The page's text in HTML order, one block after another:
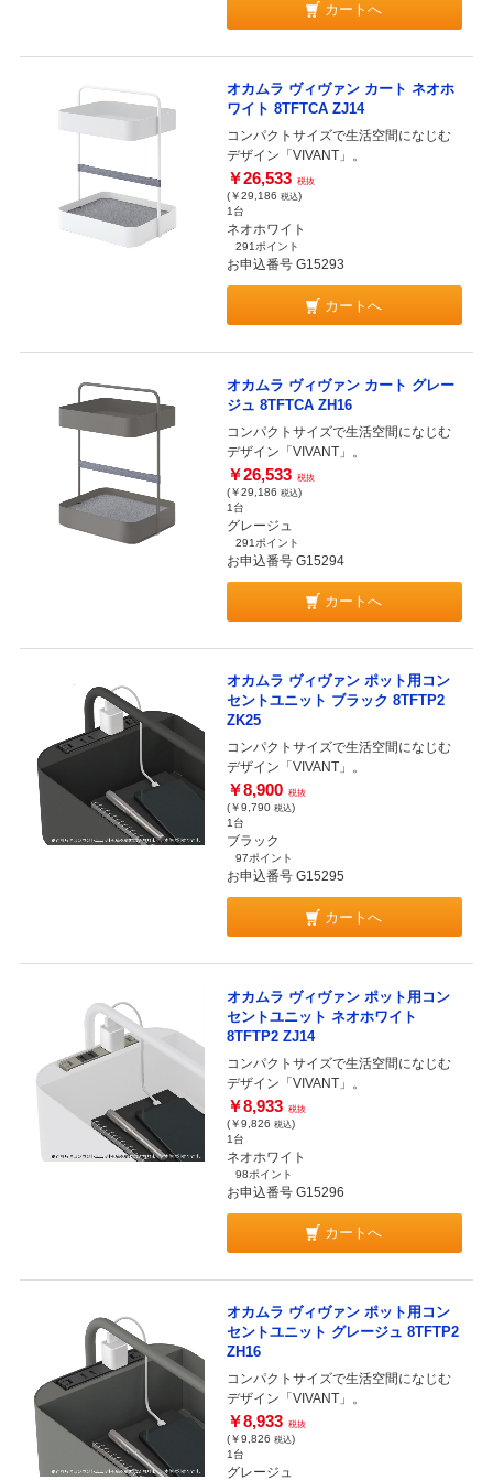
カートへ
オカムラ ヴィヴァン カート ネオホ
ワイト 8TFTCA ZJ14
コンパクトサイズで生活空間になじむ
デザイン「VIVANT」。
￥26,533 税抜
(￥29,186 税込)
1台
ネオホワイト
291ポイント
お申込番号 G15293
カートへ
オカムラ ヴィヴァン カート グレー
ジュ 8TFTCA ZH16
コンパクトサイズで生活空間になじむ
デザイン「VIVANT」。
￥26,533 税抜
(￥29,186 税込)
1台
グレージュ
291ポイント
お申込番号 G15294
カートへ
オカムラ ヴィヴァン ポット用コン
セントユニット ブラック 8TFTP2
ZK25
コンパクトサイズで生活空間になじむ
デザイン「VIVANT」。
￥8,900 税抜
(￥9,790 税込)
1台
ブラック
97ポイント
お申込番号 G15295
カートへ
オカムラ ヴィヴァン ポット用コン
セントユニット ネオホワイト
8TFTP2 ZJ14
コンパクトサイズで生活空間になじむ
デザイン「VIVANT」。
￥8,933 税抜
(￥9,826 税込)
1台
ネオホワイト
98ポイント
お申込番号 G15296
カートへ
オカムラ ヴィヴァン ポット用コン
セントユニット グレージュ 8TFTP2
ZH16
コンパクトサイズで生活空間になじむ
デザイン「VIVANT」。
￥8,933 税抜
(￥9,826 税込)
1台
グレージュ